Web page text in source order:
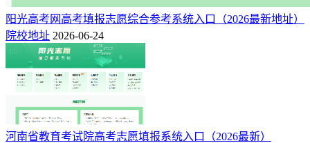
阳光高考网高考填报志愿综合参考系统入口（2026最新地址）
院校地址 2026-06-24
河南省教育考试院高考志愿填报系统入口（2026最新）